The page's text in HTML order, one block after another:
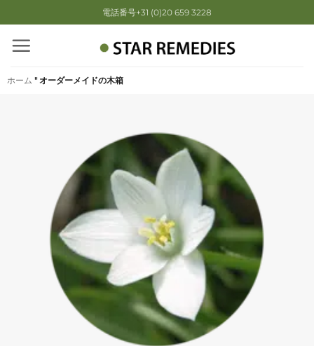
to
content
電話番号+31 (0)20 659 3228
ホーム "オーダーメイドの木箱